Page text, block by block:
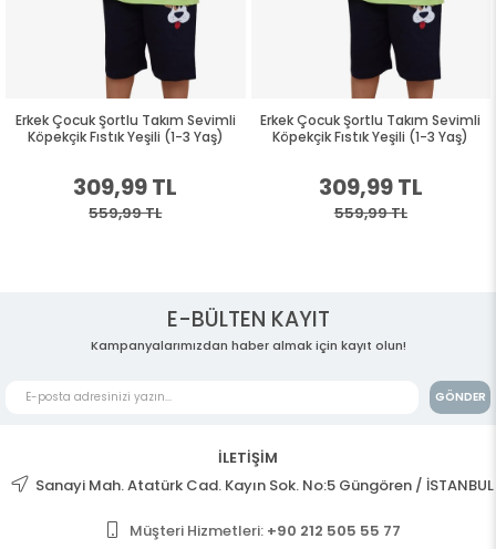
Erkek Çocuk Şortlu Takım Sevimli
Köpekçik Fıstık Yeşili (1-3 Yaş)
309,99 TL
559,99 TL
Erkek Çocuk Şortlu Takım Sevimli
Köpekçik Fıstık Yeşili (1-3 Yaş)
309,99 TL
559,99 TL
E-BÜLTEN KAYIT
Kampanyalarımızdan haber almak için kayıt olun!
GÖNDER
İLETİŞİM
Sanayi Mah. Atatürk Cad. Kayın Sok. No:5 Güngören / İSTANBUL
Müşteri Hizmetleri: +90 212 505 55 77